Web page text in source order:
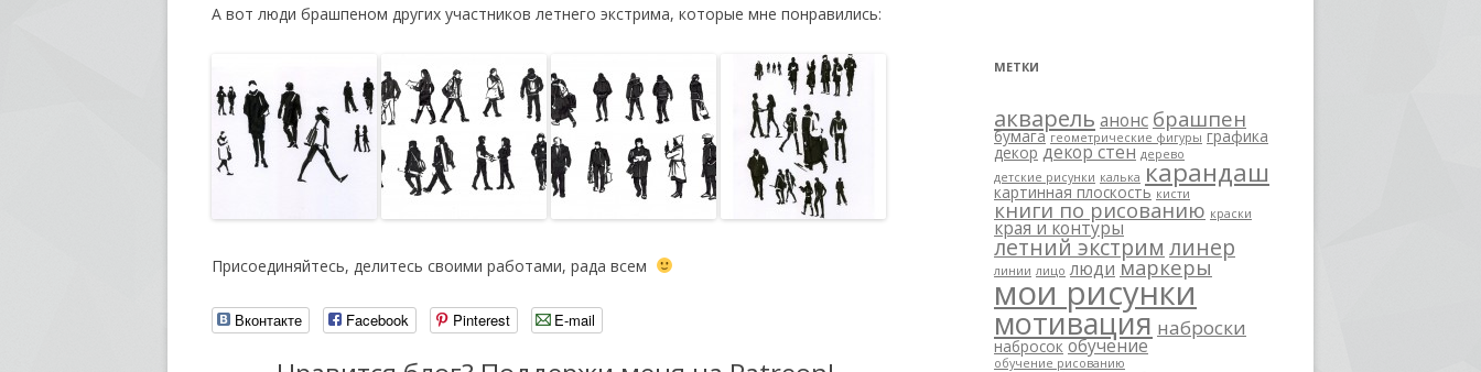
А вот люди брашпеном других участников летнего экстрима, которые мне понравились:
Присоединяйтесь, делитесь своими работами, рада всем
Вконтакте Facebook Pinterest E-mail
МЕТКИ
акварель анонс брашпен
бумага геометрические фигуры графика
декор декор стен дерево
детские рисунки калька карандаш
картинная плоскость кисти
книги по рисованию краски
края и контуры
летний экстрим линер
линии лицо люди маркеры
мои рисунки
мотивация наброски
набросок обучение
обучение рисованию